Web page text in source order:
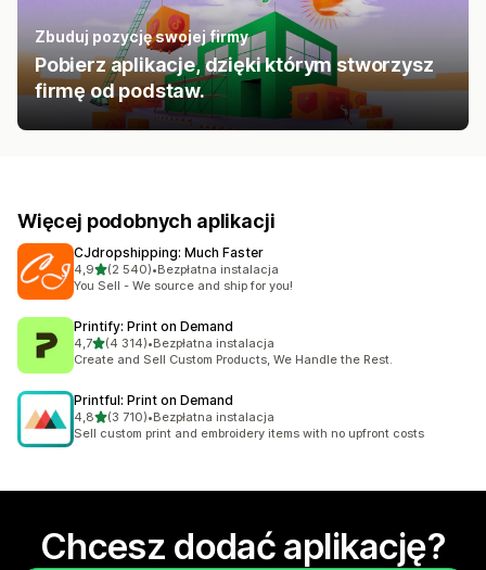
Zbuduj pozycję swojej firmy
Pobierz aplikacje, dzięki którym stworzysz
firmę od podstaw.
Więcej podobnych aplikacji
CJdropshipping: Much Faster
4,9na 5 gwiazdek
(2 540)
Łączna liczba recenzji: 2540
•Bezpłatna instalacja
You Sell - We source and ship for you!
Printify: Print on Demand
4,7na 5 gwiazdek
(4 314)
Łączna liczba recenzji: 4314
•Bezpłatna instalacja
Create and Sell Custom Products, We Handle the Rest.
Printful: Print on Demand
4,8na 5 gwiazdek
(3 710)
Łączna liczba recenzji: 3710
•Bezpłatna instalacja
Sell custom print and embroidery items with no upfront costs
Chcesz dodać aplikację?